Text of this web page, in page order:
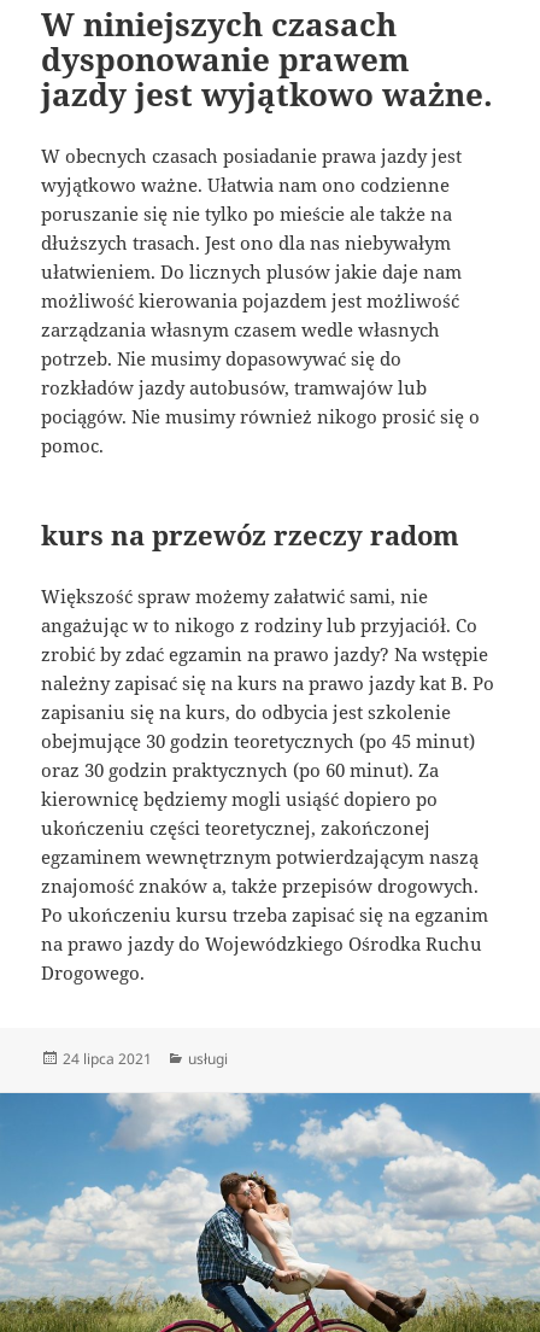
W niniejszych czasach
dysponowanie prawem
jazdy jest wyjątkowo ważne.
W obecnych czasach posiadanie prawa jazdy jest
wyjątkowo ważne. Ułatwia nam ono codzienne
poruszanie się nie tylko po mieście ale także na
dłuższych trasach. Jest ono dla nas niebywałym
ułatwieniem. Do licznych plusów jakie daje nam
możliwość kierowania pojazdem jest możliwość
zarządzania własnym czasem wedle własnych
potrzeb. Nie musimy dopasowywać się do
rozkładów jazdy autobusów, tramwajów lub
pociągów. Nie musimy również nikogo prosić się o
pomoc.
kurs na przewóz rzeczy radom
Większość spraw możemy załatwić sami, nie
angażując w to nikogo z rodziny lub przyjaciół. Co
zrobić by zdać egzamin na prawo jazdy? Na wstępie
należny zapisać się na kurs na prawo jazdy kat B. Po
zapisaniu się na kurs, do odbycia jest szkolenie
obejmujące 30 godzin teoretycznych (po 45 minut)
oraz 30 godzin praktycznych (po 60 minut). Za
kierownicę będziemy mogli usiąść dopiero po
ukończeniu części teoretycznej, zakończonej
egzaminem wewnętrznym potwierdzającym naszą
znajomość znaków a, także przepisów drogowych.
Po ukończeniu kursu trzeba zapisać się na egzanim
na prawo jazdy do Wojewódzkiego Ośrodka Ruchu
Drogowego.
Data
24 lipca 2021 Kategorie
usługi